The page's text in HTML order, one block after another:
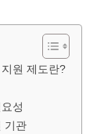
원 제도란?
성
기관